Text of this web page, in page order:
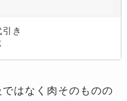
引き
はなく肉そのものの